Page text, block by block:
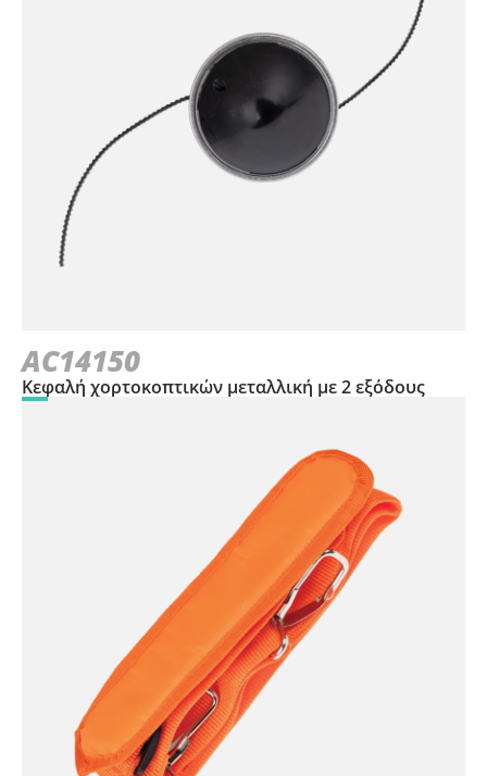
AC14150
Κεφαλή χορτοκοπτικών μεταλλική με 2 εξόδους